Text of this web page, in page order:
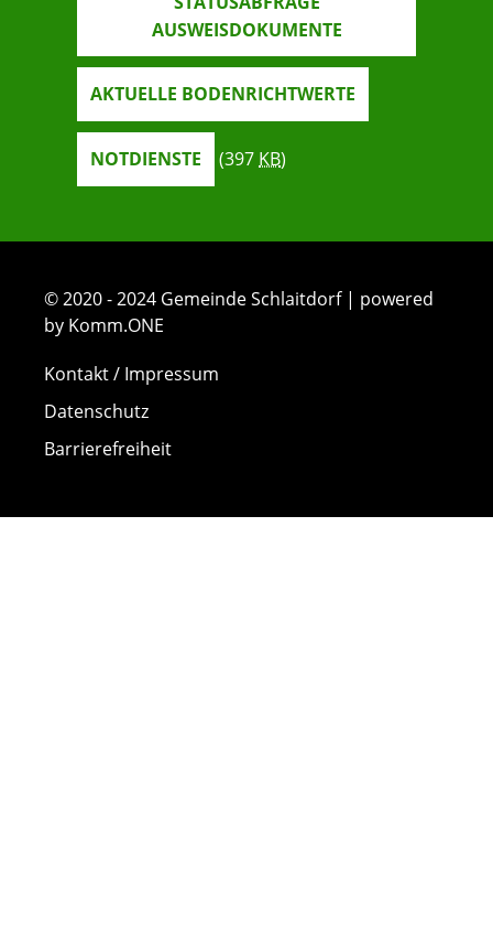
AUSWEISDOKUMENTE
AKTUELLE BODENRICHTWERTE
NOTDIENSTE (397 KB)
© 2020 - 2024 Gemeinde Schlaitdorf | powered
by Komm.ONE
Kontakt / Impressum
Datenschutz
Barrierefreiheit